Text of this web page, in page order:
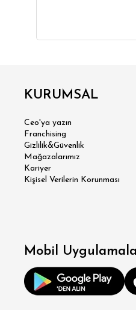
KURUMSAL
Ceo'ya yazın
Franchising
Gizlilik&Güvenlik
Mağazalarımız
Kariyer
Kişisel Verilerin Korunması
Mobil